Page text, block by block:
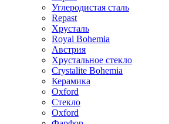
Углеродистая сталь
Repast
Хрусталь
Royal Bohemia
Австрия
Хрустальное стекло
Crystalite Bohemia
Керамика
Oxford
Стекло
Oxford